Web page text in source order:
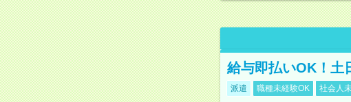
給与即払いOK！土
派遣 職種未経験OK 社会人